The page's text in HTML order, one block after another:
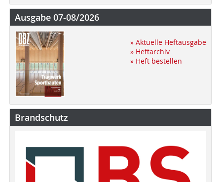
Ausgabe 07-08/2026
» Aktuelle Heftausgabe
» Heftarchiv
» Heft bestellen
Brandschutz